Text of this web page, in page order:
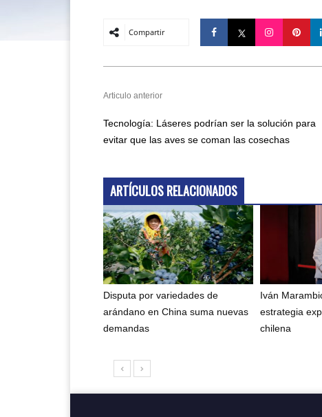
Compartir
Articulo anterior
Tecnología: Láseres podrían ser la solución para
evitar que las aves se coman las cosechas
ARTÍCULOS RELACIONADOS
Disputa por variedades de
arándano en China suma nuevas
demandas
Iván
estrategia
chilena